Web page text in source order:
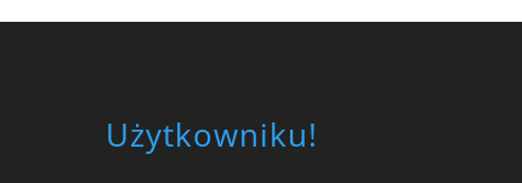
Użytkowniku!